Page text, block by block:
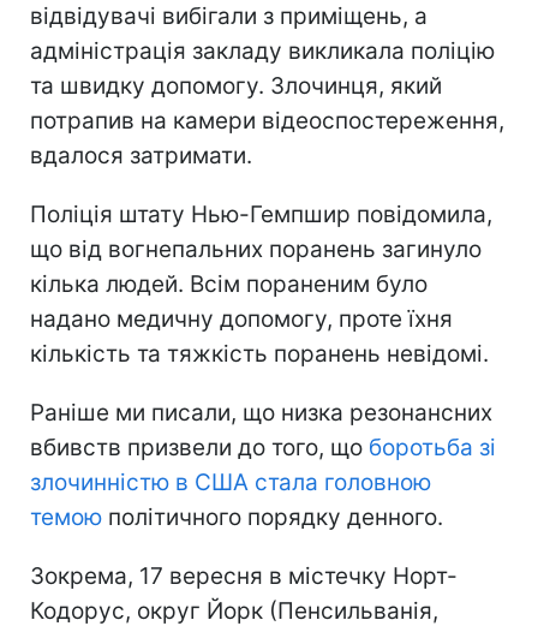
відвідувачі вибігали з приміщень, а
адміністрація закладу викликала поліцію
та швидку допомогу. Злочинця, який
потрапив на камери відеоспостереження,
вдалося затримати.
Поліція штату Нью-Гемпшир повідомила,
що від вогнепальних поранень загинуло
кілька людей. Всім пораненим було
надано медичну допомогу, проте їхня
кількість та тяжкість поранень невідомі.
Раніше ми писали, що низка резонансних
вбивств призвели до того, що боротьба зі
злочинністю в США стала головною
темою політичного порядку денного.
Зокрема, 17 вересня в містечку Норт-
Кодорус, округ Йорк (Пенсильванія,